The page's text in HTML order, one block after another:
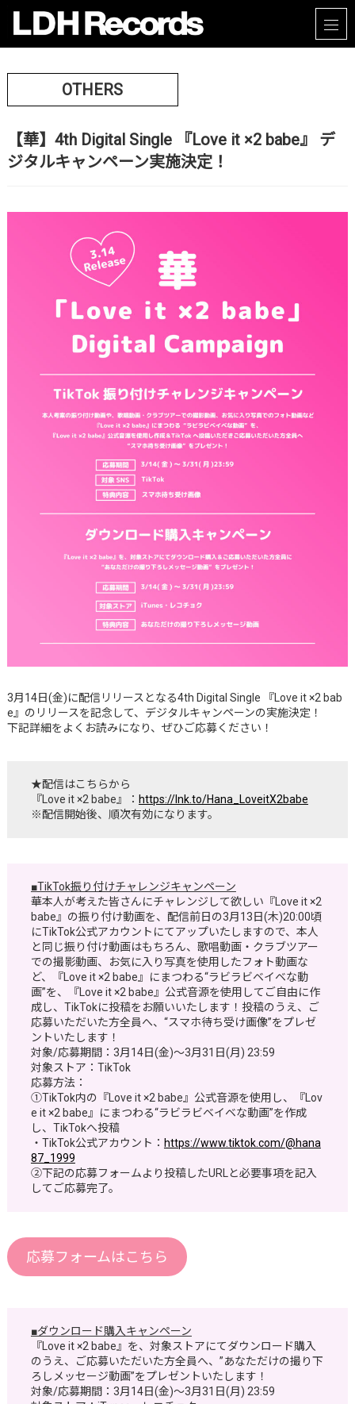
OTHERS
【華】4th Digital Single 『Love it ×2 babe』 デ
ジタルキャンペーン実施決定！
3月14日(金)に配信リリースとなる4th Digital Single 『Love it ×2 bab
e』のリリースを記念して、デジタルキャンペーンの実施決定！
下記詳細をよくお読みになり、ぜひご応募ください！
★配信はこちらから
『Love it ×2 babe』： https://lnk.to/Hana_LoveitX2babe
※配信開始後、順次有効になります。
■TikTok振り付けチャレンジキャンペーン
華本人が考えた皆さんにチャレンジして欲しい『Love it ×2
babe』の振り付け動画を、配信前日の3月13日(木)20:00頃
にTikTok公式アカウントにてアップいたしますので、本人
と同じ振り付け動画はもちろん、歌唱動画・クラブツアー
での撮影動画、お気に入り写真を使用したフォト動画な
ど、『Love it ×2 babe』にまつわる“ラビラビベイベな動
画”を、『Love it ×2 babe』公式音源を使用してご自由に作
成し、TikTokに投稿をお願いいたします！投稿のうえ、ご
応募いただいた方全員へ、“スマホ待ち受け画像”をプレゼ
ントいたします！
対象/応募期間：3月14日(金)～3月31日(月) 23:59
対象ストア：TikTok
応募方法：
①TikTok内の『Love it ×2 babe』公式音源を使用し、『Lov
e it ×2 babe』にまつわる“ラビラビベイベな動画”を作成
し、TikTokへ投稿
・TikTok公式アカウント： https://www.tiktok.com/@hana
87_1999
②下記の応募フォームより投稿したURLと必要事項を記入
してご応募完了。
応募フォームはこちら
■ダウンロード購入キャンペーン
『Love it ×2 babe』を、対象ストアにてダウンロード購入
のうえ、ご応募いただいた方全員へ、”あなただけの撮り下
ろしメッセージ動画”をプレゼントいたします！
対象/応募期間：3月14日(金)～3月31日(月) 23:59